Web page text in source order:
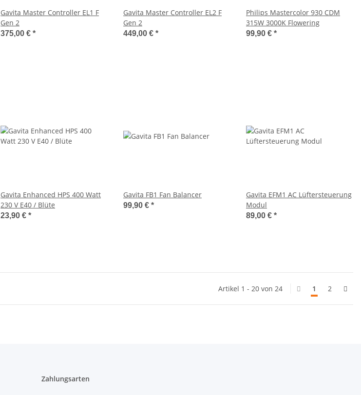
Gavita Master Controller EL1 F
Gen 2
375,00 € *
Gavita Master Controller EL2 F
Gen 2
449,00 € *
Philips Mastercolor 930 CDM
315W 3000K Flowering
99,90 € *
Gavita Enhanced HPS 400 Watt
230 V E40 / Blüte
23,90 € *
Gavita FB1 Fan Balancer
99,90 € *
Gavita EFM1 AC Lüftersteuerung
Modul
89,00 € *
Artikel 1 - 20 von 24 1 2
Zahlungsarten